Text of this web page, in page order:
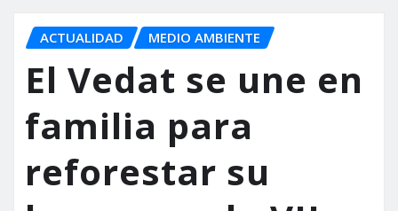
ACTUALIDAD MEDIO AMBIENTE
El Vedat se une en
familia para
reforestar su